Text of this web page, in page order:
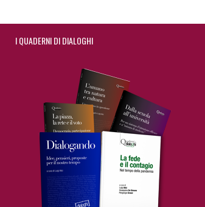
IQUADERNI DI DIALOGHI